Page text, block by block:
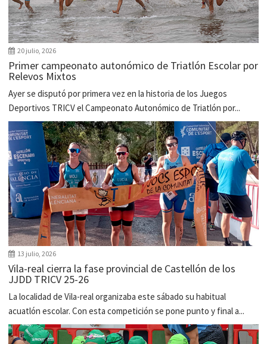
20 julio, 2026
Primer campeonato autonómico de Triatlón Escolar por
Relevos Mixtos
Ayer se disputó por primera vez en la historia de los Juegos
Deportivos TRICV el Campeonato Autonómico de Triatlón por...
13 julio, 2026
Vila-real cierra la fase provincial de Castellón de los
JJDD TRICV 25-26
La localidad de Vila-real organizaba este sábado su habitual
acuatlón escolar. Con esta competición se pone punto y final a...